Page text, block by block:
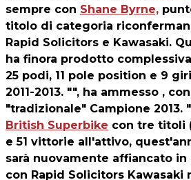
sempre con Shane Byrne,
titolo di categoria
Rapid Solicitors e Kawasaki.
ha finora prodotto
25 podi, 11 pole position e 9
2011-2013. "", ha ammesso ,
"tradizionale" Campione 2013.
British Superbike con tre titoli
e 51 vittorie all'attivo,
sarà nuovamente affiancato in
con Rapid Solicitors Kawasaki